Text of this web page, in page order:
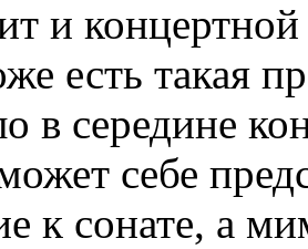
и
есть такая
в середине
себе
к сонате, а